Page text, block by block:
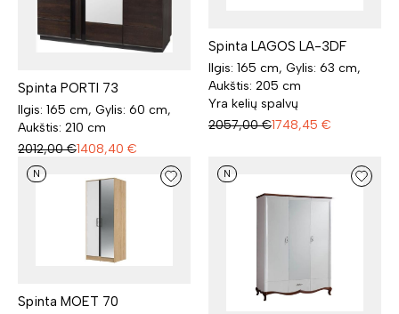
Spinta PORTI 73
Ilgis: 165 cm, Gylis: 60 cm,
Aukštis: 210 cm
2012,00 €1408,40 €
Spinta LAGOS LA-3DF
Ilgis: 165 cm, Gylis: 63 cm,
Aukštis: 205 cm
Yra kelių spalvų
2057,00 €1748,45 €
N
Spinta MOET 70
N